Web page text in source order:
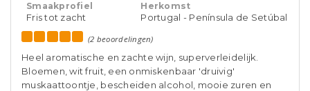
Smaakprofiel
Fris tot zacht
Herkomst
Portugal - Península de Setúbal
(2 beoordelingen)
Heel aromatische en zachte wijn, superverleidelijk.
Bloemen, wit fruit, een onmiskenbaar 'druivig'
muskaattoontje, bescheiden alcohol, mooie zuren en